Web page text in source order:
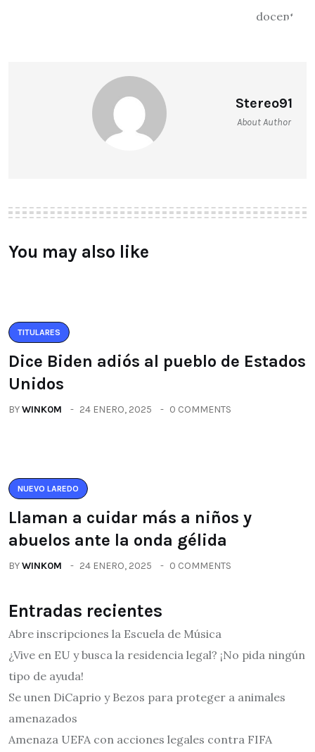
Stereo91
About Author
You may also like
TITULARES
Dice Biden adiós al pueblo de Estados
Unidos
BYWINK0M 24 ENERO, 2025 0 COMMENTS
NUEVO LAREDO
Llaman a cuidar más a niños y
abuelos ante la onda gélida
BYWINK0M 24 ENERO, 2025 0 COMMENTS
Entradas recientes
Abre inscripciones la Escuela de Música
¿Vive en EU y busca la residencia legal? ¡No pida ningún
tipo de ayuda!
Se unen DiCaprio y Bezos para proteger a animales
amenazados
Amenaza UEFA con acciones legales contra FIFA